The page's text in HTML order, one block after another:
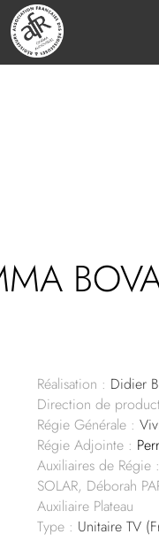
Réalisation : Didier
Direction de
Régie Générale :
Régie Adjointe :
Auxiliaires de
SOLAR, Déborah
Auxiliaire Plateau
Type : Unitaire TV